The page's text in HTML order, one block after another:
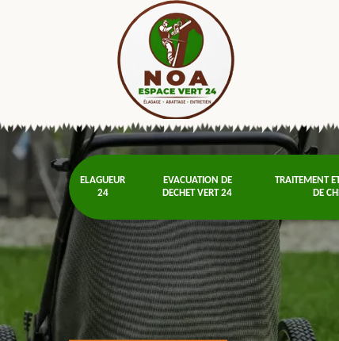
ELAGUEUR
24
EVACUATION DE
DECHET VERT 24
TRAITEMENT
DE